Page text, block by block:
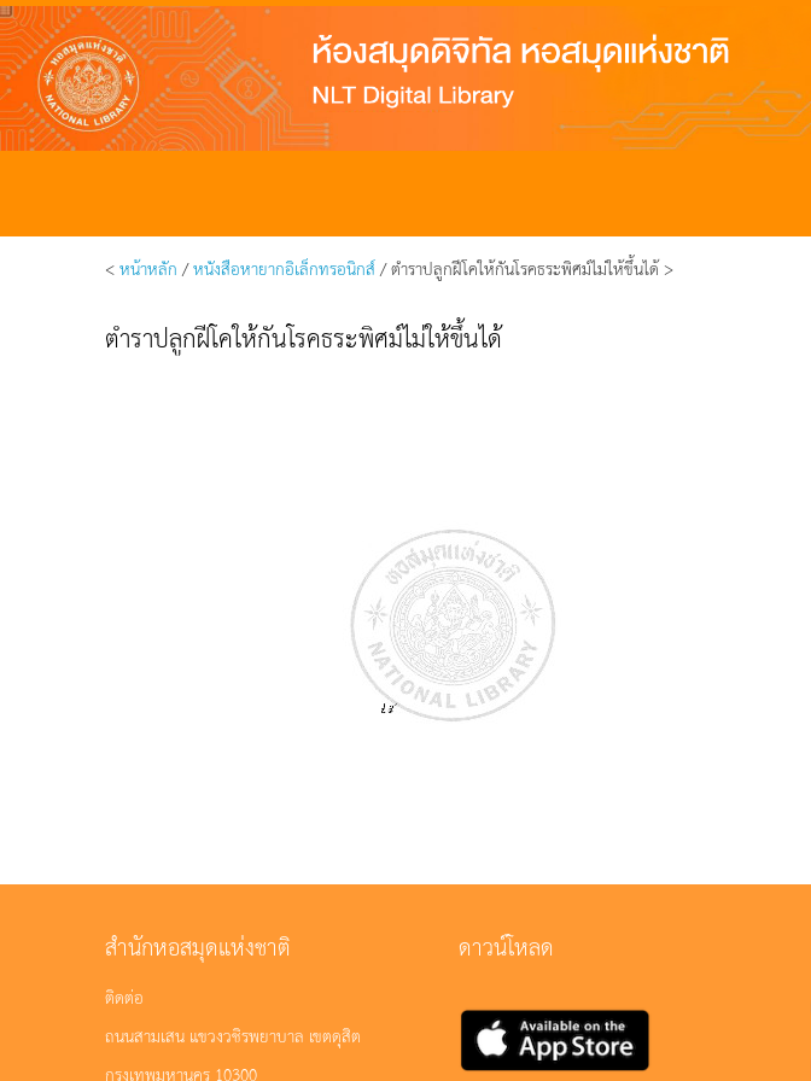
<หน้าหลัก /หนังสือหายากอิเล็กทรอนิกส์/ ตำราปลูกฝีโคให้กันโรคธระพิศม์ไม่ให้ขึ้นได้ >
ตำราปลูกฝีโคให้กันโรคธระพิศม์ไม่ให้ขึ้นได้
สำนักหอสมุดแห่งชาติ
ติดต่อ
ถนนสามเสน แขวงวชิรพยาบาล เขตดุสิต
กรุงเทพมหานคร 10300
ดาวน์โหลด